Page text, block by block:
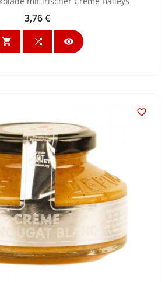
Preis
3,76 €
  
